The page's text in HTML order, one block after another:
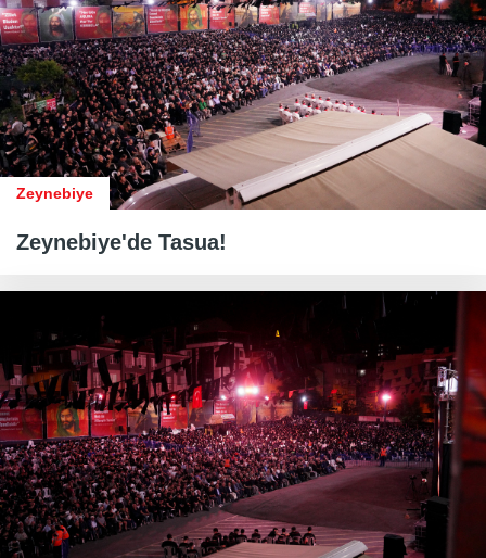
Zeynebiye
Zeynebiye'de Tasua!